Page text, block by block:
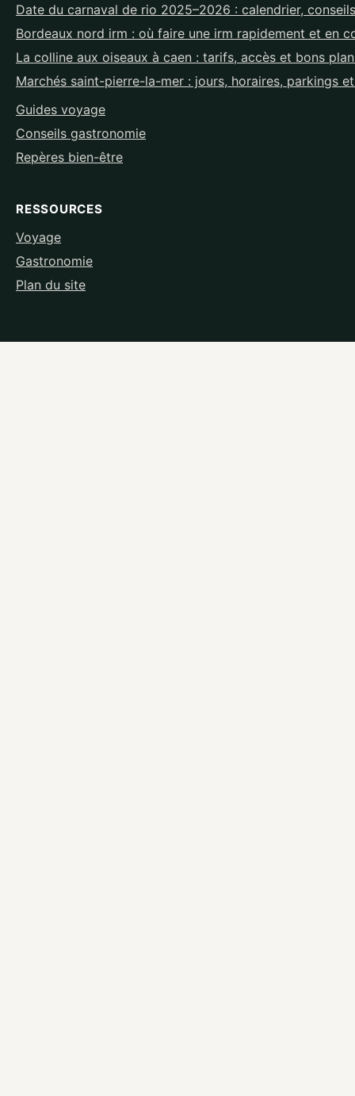
Date du carnaval de rio 2025–2026 : calendrier,
Bordeaux nord irm : où faire une irm rapidement et en
La colline aux oiseaux à caen : tarifs, accès et bons
Marchés saint-pierre-la-mer : jours, horaires, parkings
Guides voyage
Conseils gastronomie
Repères bien-être
RESSOURCES
Voyage
Gastronomie
Plan du site